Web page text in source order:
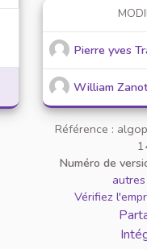
Pierre yves
William
Référence :
Numéro de
Vérifiez